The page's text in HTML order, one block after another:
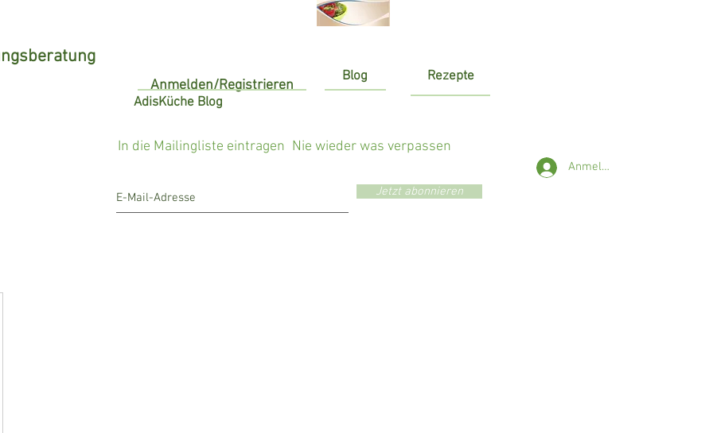
Anmelden/Registrieren
Blog
Rezepte
AdisKüche Blog
In die Mailingliste eintragen Nie wieder was verpassen
Jetzt abonnieren
Anmelden